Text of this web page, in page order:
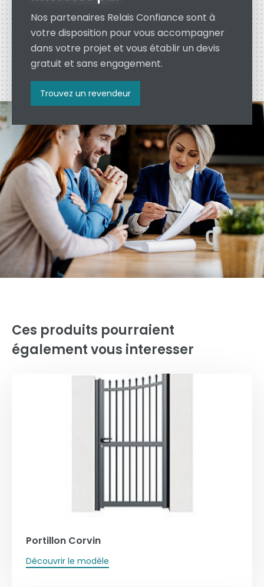
Nos partenaires Relais Confiance sont à
votre disposition pour vous accompagner
dans votre projet et vous établir un devis
gratuit et sans engagement.
Trouvez un revendeur
Ces produits pourraient
également vous interesser
Portillon Corvin
Découvrir le modèle